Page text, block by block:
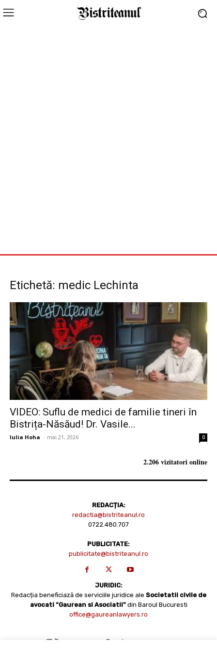
Etichetă: medic Lechinta
VIDEO: Suflu de medici de familie tineri în
Bistrița-Năsăud! Dr. Vasile...
Iulia Hoha - mai 21, 2026 0
2.206 vizitatori online
REDACȚIA:
redactia@bistriteanul.ro
0722.480.707
PUBLICITATE:
publicitate@bistriteanul.ro
JURIDIC:
Redacția beneficiază de serviciile juridice ale Societatii civile de
avocati “Gaurean si Asociatii” din Baroul Bucuresti
office@gaureanlawyers.ro